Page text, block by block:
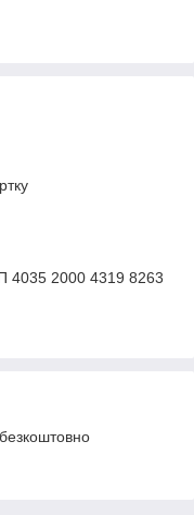
4035 2000 4319 8263